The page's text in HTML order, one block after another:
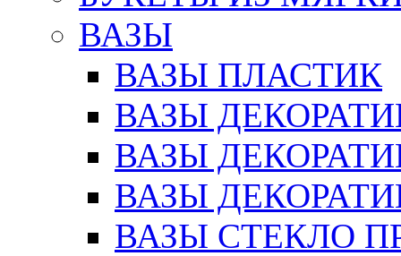
ВАЗЫ
ВАЗЫ ПЛАСТИК
ВАЗЫ
ВАЗЫ
ВАЗЫ
ВАЗЫ СТЕКЛО